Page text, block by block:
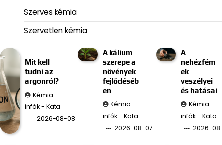
Szerves kémia
Szervetlen kémia
Mit kell
tudni az
argonról?
Kémia
infók - Kata
2026-08-08
A kálium
szerepe a
növények
fejlődéséb
en
Kémia
infók - Kata
2026-08-07
A
nehézfém
ek
veszélyei
és hatásai
Kémia
infók - Kata
2026-